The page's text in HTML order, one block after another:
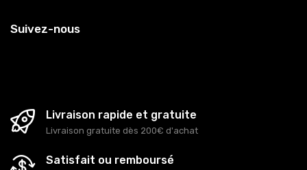
Suivez-nous
Livraison rapide et gratuite
Livraison gratuite dès 200€ d'achat
Satisfait ou remboursé